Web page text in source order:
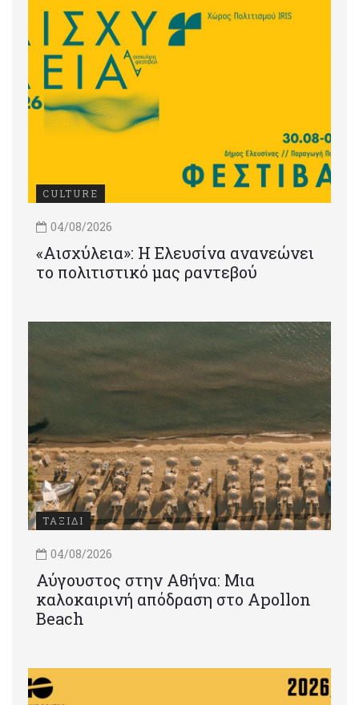
CULTURE
04/08/2026
«Αισχύλεια»: Η Ελευσίνα ανανεώνει
το πολιτιστικό μας ραντεβού
ΤΑΞΙΔΙ
04/08/2026
Αύγουστος στην Αθήνα: Μια
καλοκαιρινή απόδραση στο Apollon
Beach